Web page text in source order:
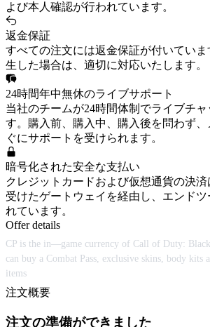
よび本人確認が行われています。
返金保証
すべての注文には返金保証が付いてい
生した場合は、適切に対応いたします。
24時間年中無休のライブサポート
当社のチームが24時間体制でライブチ
す。購入前、購入中、購入後を問わず
ぐにサポートを受けられます。
暗号化された安全な支払い
クレジットカードおよび仮想通貨の決済
受けたゲートウェイを経由し、エンド
れています。
Offer details
CP is the in—game currency of Call of Duty:
can buy a Combat Pass, exclusive skins, body kits
items
注文概要
注文の準備ができました